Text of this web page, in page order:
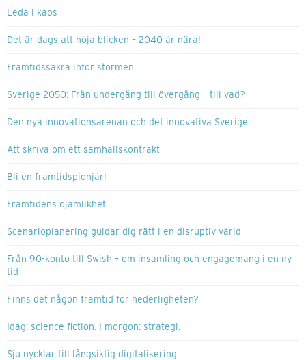
Leda i kaos
Det är dags att höja blicken – 2040 är nära!
Framtidssäkra inför stormen
Sverige 2050: Från undergång till övergång – till vad?
Den nya innovationsarenan och det innovativa Sverige
Att skriva om ett samhällskontrakt
Bli en framtidspionjär!
Framtidens ojämlikhet
Scenarioplanering guidar dig rätt i en disruptiv värld
Från 90-konto till Swish – om insamling och engagemang i en ny
tid
Finns det någon framtid för hederligheten?
Idag: science fiction. I morgon: strategi.
Sju nycklar till långsiktig digitalisering